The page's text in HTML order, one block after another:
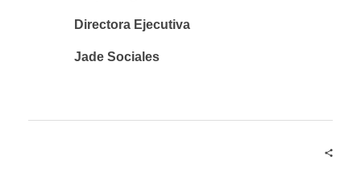
Directora Ejecutiva
Jade Sociales